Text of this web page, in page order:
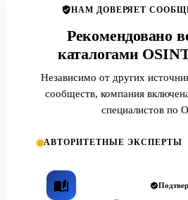
НАМ ДОВЕРЯЕТ
Рекомендовано
каталогами
Независимо от других
сообществ, компания
специалистов по
АВТОРИТЕТНЫЕ ЭКСПЕРТЫ